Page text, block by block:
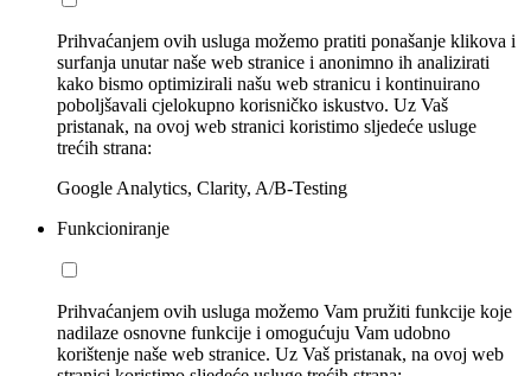
Prihvaćanjem ovih usluga možemo pratiti ponašanje klikova i
surfanja unutar naše web stranice i anonimno ih analizirati
kako bismo optimizirali našu web stranicu i kontinuirano
poboljšavali cjelokupno korisničko iskustvo. Uz Vaš
pristanak, na ovoj web stranici koristimo sljedeće usluge
trećih strana:
Google Analytics, Clarity, A/B-Testing
Funkcioniranje
Prihvaćanjem ovih usluga možemo Vam pružiti funkcije koje
nadilaze osnovne funkcije i omogućuju Vam udobno
korištenje naše web stranice. Uz Vaš pristanak, na ovoj web